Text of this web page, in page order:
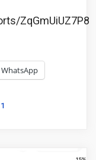
ZqGmUiUZ7P8
WhatsApp
1